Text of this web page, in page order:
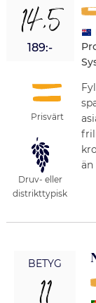
14,5
189:-
Prisvärt
Druv- eller
distrikttypisk
än
BETYG